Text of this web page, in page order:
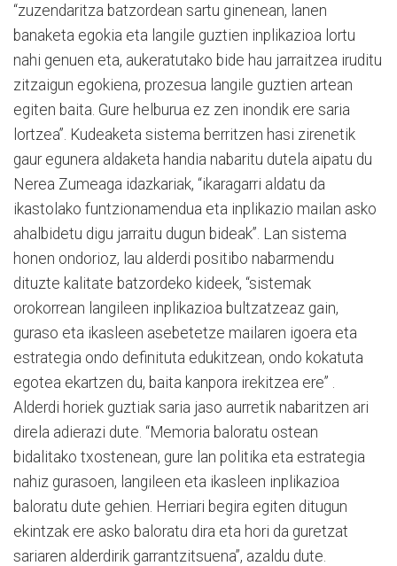
“zuzendaritza batzordean sartu ginenean, lanen
banaketa egokia eta langile guztien inplikazioa lortu
nahi genuen eta, aukeratutako bide hau jarraitzea iruditu
zitzaigun egokiena, prozesua langile guztien artean
egiten baita. Gure helburua ez zen inondik ere saria
lortzea”. Kudeaketa sistema berritzen hasi zirenetik
gaur egunera aldaketa handia nabaritu dutela aipatu du
Nerea Zumeaga idazkariak, “ikaragarri aldatu da
ikastolako funtzionamendua eta inplikazio mailan asko
ahalbidetu digu jarraitu dugun bideak”. Lan sistema
honen ondorioz, lau alderdi positibo nabarmendu
dituzte kalitate batzordeko kideek, “sistemak
orokorrean langileen inplikazioa bultzatzeaz gain,
guraso eta ikasleen asebetetze mailaren igoera eta
estrategia ondo definituta edukitzean, ondo kokatuta
egotea ekartzen du, baita kanpora irekitzea ere” .
Alderdi horiek guztiak saria jaso aurretik nabaritzen ari
direla adierazi dute. “Memoria baloratu ostean
bidalitako txostenean, gure lan politika eta estrategia
nahiz gurasoen, langileen eta ikasleen inplikazioa
baloratu dute gehien. Herriari begira egiten ditugun
ekintzak ere asko baloratu dira eta hori da guretzat
sariaren alderdirik garrantzitsuena”, azaldu dute.